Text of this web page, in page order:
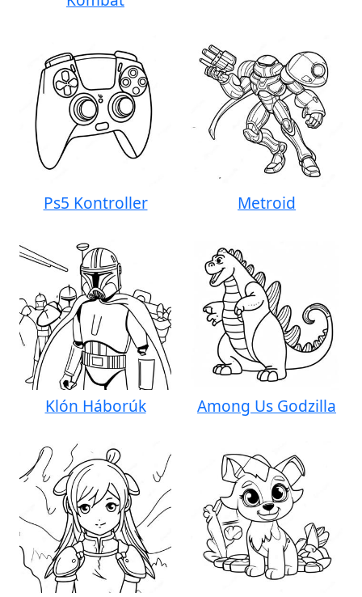
Ps5 Kontroller Metroid
Klón Háborúk Among Us Godzilla